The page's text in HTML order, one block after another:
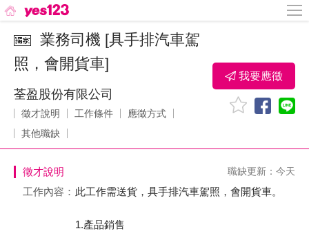
業務司機 [具手排汽車駕
照，會開貨車]
荃盈股份有限公司
徵才說明 工作條件
應徵方式
其他職缺
我要應徵
徵才說明 職缺更新：今天
工作內容： 此工作需送貨，具手排汽車駕照，會開貨車。
1.產品銷售